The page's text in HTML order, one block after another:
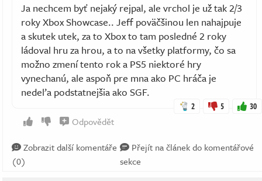
Ja nechcem byť nejaký rejpal, ale vrchol je už tak 2/3
roky Xbox Showcase.. Jeff poväčšinou len nahajpuje
a skutek utek, za to Xbox to tam posledné 2 roky
ládoval hru za hrou, a to na všetky platformy, čo sa
možno zmení tento rok a PS5 niektoré hry
vynechanú, ale aspoň pre mna ako PC hráča je
nedeľa podstatnejšia ako SGF.
2 5 30
Odpovědět
Zobrazit další komentáře
(0)
Přejít na článek do komentářové
sekce